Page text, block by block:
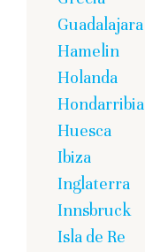
Guadalajara
Hamelin
Holanda
Hondarribia
Huesca
Ibiza
Inglaterra
Innsbruck
Isla de Re